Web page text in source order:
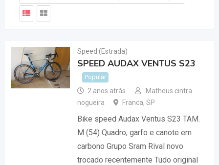
Speed (Estrada)
SPEED AUDAX VENTUS S23
Popular
2 anos atrás
Matheus cintra
nogueira
Franca, SP
Bike speed Audax Ventus S23 TAM.
M (54) Quadro, garfo e canote em
carbono Grupo Sram Rival novo
trocado recentemente Tudo original